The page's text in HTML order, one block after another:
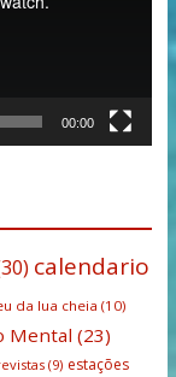
00:00
calendario
da lua cheia (10)
Mental (23)
(9) estações